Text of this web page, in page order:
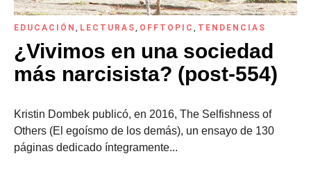
EDUCACIÓN , LECTURAS, OFFTOPIC , TENDENCIAS
¿Vivimos en una sociedad
más narcisista? (post-554)
Kristin Dombek publicó, en 2016, The Selfishness of
Others (El egoísmo de los demás), un ensayo de 130
páginas dedicado íntegramente...